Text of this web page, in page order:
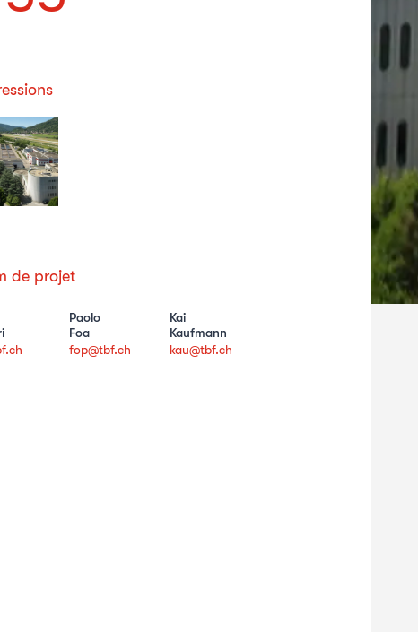
de projet
Paolo
Foa
fop@tbf.ch
Kai
Kaufmann
kau@tbf.ch